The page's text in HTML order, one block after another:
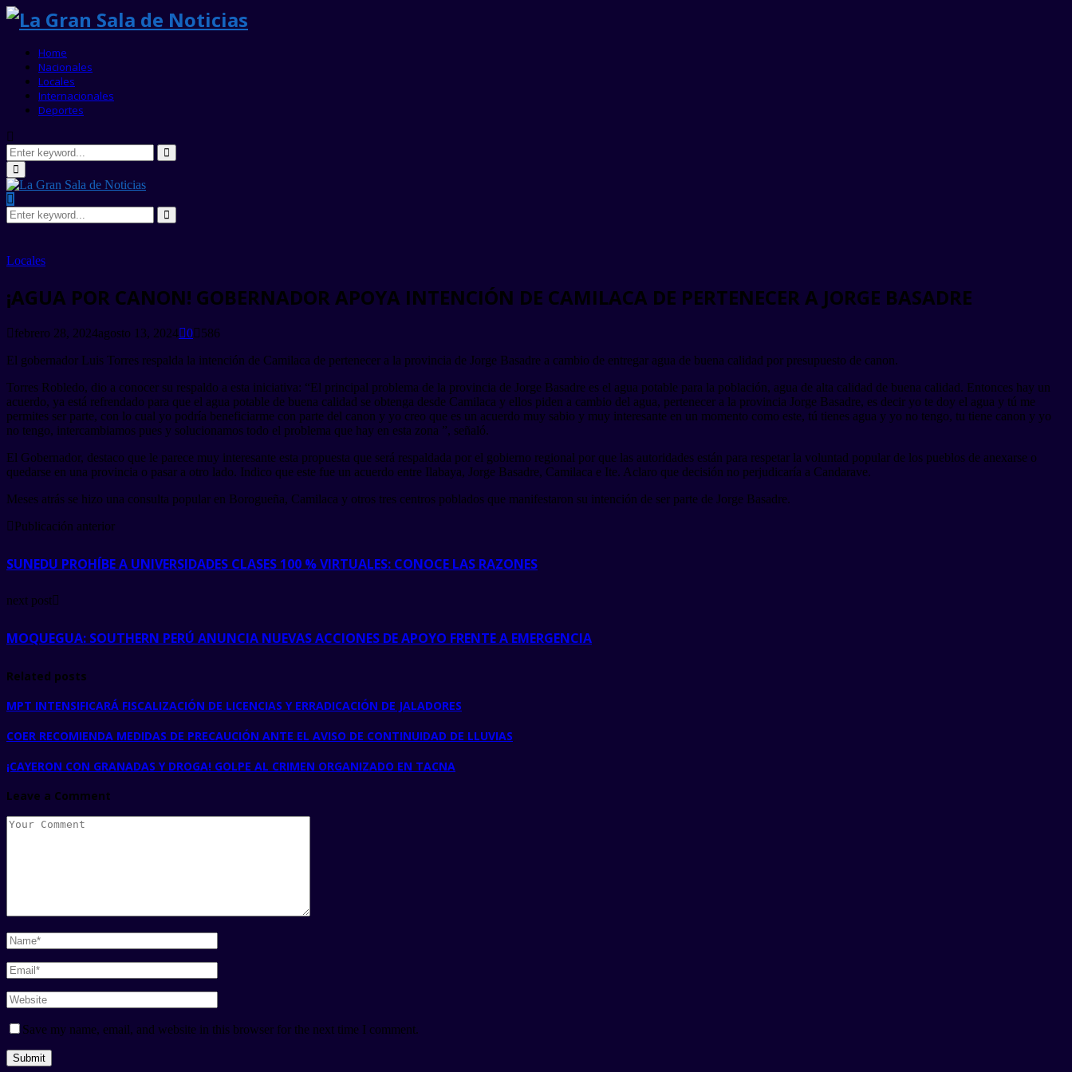
Home
Nacionales
Locales
Internacionales
Deportes
Search
for:
Search
Primary
Menu
Search
for:
Search
Locales
¡AGUA POR CANON! GOBERNADOR APOYA INTENCIÓN DE CAMILACA DE PERTENECER A JORGE BASADRE
febrero 28, 2024agosto 13, 2024 0
586
El gobernador Luis Torres respalda la intención de Camilaca de pertenecer a la provincia de Jorge Basadre a cambio de entregar agua de buena calidad por presupuesto de canon.
Torres Robledo, dio a conocer su respaldo a esta iniciativa: “El principal problema de la provincia de Jorge Basadre es el agua potable para la población, agua de alta calidad de buena calidad. Entonces hay un
acuerdo, ya está refrendado para que el agua potable de buena calidad se obtenga desde Camilaca y ellos piden a cambio del agua, pertenecer a la provincia Jorge Basadre, es decir yo te doy el agua y tú me
permites ser parte, con lo cual yo podría beneficiarme con parte del canon y yo creo que es un acuerdo muy sabio y muy interesante en un momento como este, tú tienes agua y yo no tengo, tu tiene canon y yo
no tengo, intercambiamos pues y solucionamos todo el problema que hay en esta zona ”, señaló.
El Gobernador, destaco que le parece muy interesante esta propuesta que será respaldada por el gobierno regional por que las autoridades están para respetar la voluntad popular de los pueblos de anexarse o
quedarse en una provincia o pasar a otro lado. Indico que este fue un acuerdo entre Ilabaya, Jorge Basadre, Camilaca e Ite. Aclaro que decisión no perjudicaría a Candarave.
Meses atrás se hizo una consulta popular en Borogueña, Camilaca y otros tres centros poblados que manifestaron su intención de ser parte de Jorge Basadre.
Publicación anterior
SUNEDU PROHÍBE A UNIVERSIDADES CLASES 100 % VIRTUALES: CONOCE LAS RAZONES
next post
MOQUEGUA: SOUTHERN PERÚ ANUNCIA NUEVAS ACCIONES DE APOYO FRENTE A EMERGENCIA
Related posts
MPT INTENSIFICARÁ FISCALIZACIÓN DE LICENCIAS Y ERRADICACIÓN DE JALADORES
COER RECOMIENDA MEDIDAS DE PRECAUCIÓN ANTE EL AVISO DE CONTINUIDAD DE LLUVIAS
¡CAYERON CON GRANADAS Y DROGA! GOLPE AL CRIMEN ORGANIZADO EN TACNA
Leave a Comment
Save my name, email, and website in this browser for the next time I comment.